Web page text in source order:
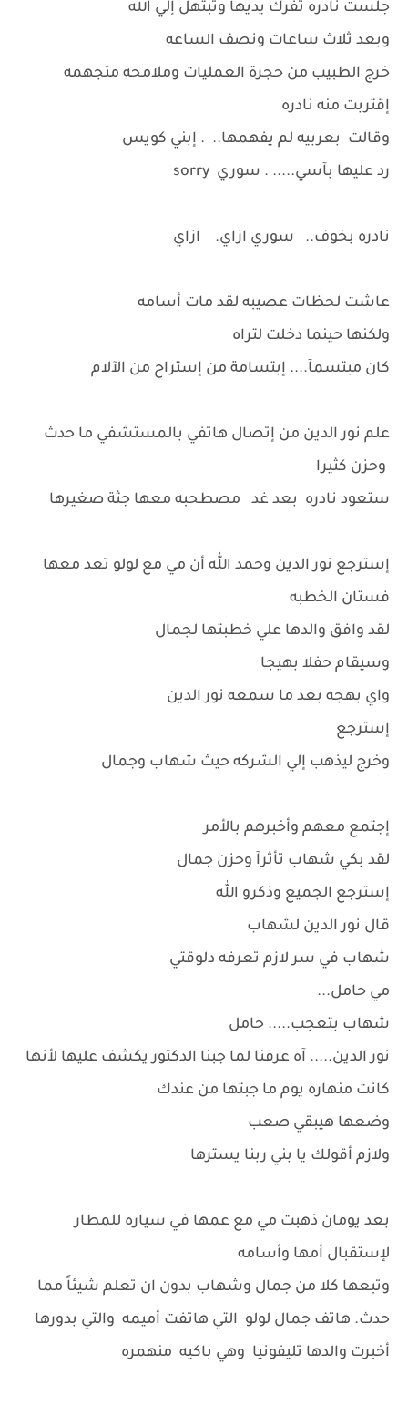
جلست نادره تفرك يديها وتبتهل إلي الله
وبعد ثلاث ساعات ونصف الساعه
خرج الطبيب من حجرة العمليات وملامحه متجهمه
إقتربت منه نادره
وقالت بعربيه لم يفهمها.. . إبني كويس
رد عليها بآسي..... . سوري sorry
نادره بخوف.. سوري ازاي. ازاي
عاشت لحظات عصيبه لقد مات أسامه
ولكنها حينما دخلت لتراه
كان مبتسمآ.... إبتسامة من إستراح من الآلام
علم نور الدين من إتصال هاتفي بالمستشفي ما حدث
وحزن كثيرا
ستعود نادره بعد غد مصطحبه معها جثة صغيرها
إسترجع نور الدين وحمد الله أن مي مع لولو تعد معها
فستان الخطبه
لقد وافق والدها علي خطبتها لجمال
وسيقام حفلا بهيجا
واي بهجه بعد ما سمعه نور الدين
إسترجع
وخرج ليذهب إلي الشركه حيث شهاب وجمال
إجتمع معهم وأخبرهم بالأمر
لقد بكي شهاب تأثرآ وحزن جمال
إسترجع الجميع وذكرو الله
قال نور الدين لشهاب
شهاب في سر لازم تعرفه دلوقتي
مي حامل...
شهاب بتعجب..... حامل
نور الدين..... آه عرفنا لما جبنا الدكتور يكشف عليها لأنها
كانت منهاره يوم ما جبتها من عندك
وضعها هيبقي صعب
ولازم أقولك يا بني ربنا يسترها
بعد يومان ذهبت مي مع عمها في سياره للمطار
لإستقبال أمها وأسامه
وتبعها كلا من جمال وشهاب بدون ان تعلم شيئاً مما
حدث. هاتف جمال لولو التي هاتفت أميمه والتي بدورها
أخبرت والدها تليفونيا وهي باكيه منهمره